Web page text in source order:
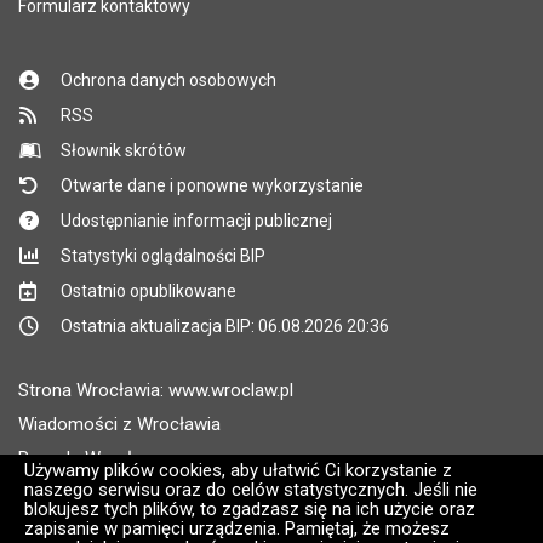
Używamy plików cookies, aby ułatwić Ci korzystanie z
naszego serwisu oraz do celów statystycznych. Jeśli nie
blokujesz tych plików, to zgadzasz się na ich użycie oraz
zapisanie w pamięci urządzenia. Pamiętaj, że możesz
Formularz kontaktowy
Ochrona danych osobowych
RSS
Słownik skrótów
Otwarte dane i ponowne wykorzystanie
Udostępnianie informacji publicznej
Statystyki oglądalności BIP
Ostatnio opublikowane
Ostatnia aktualizacja BIP: 06.08.2026 20:36
Strona Wrocławia: www.wroclaw.pl
Wiadomości z Wrocławia
Pogoda Wrocław
Rozkłady jazdy MPK Wrocław
Administratorem wroclaw.pl jest: ARAW